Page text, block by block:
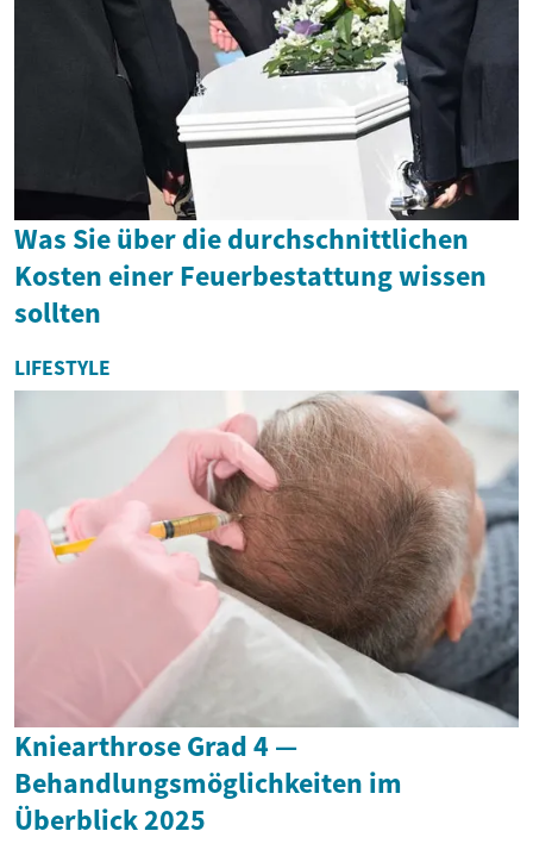
Was Sie über die durchschnittlichen
Kosten einer Feuerbestattung wissen
sollten
LIFESTYLE
Kniearthrose Grad 4 —
Behandlungsmöglichkeiten im
Überblick 2025